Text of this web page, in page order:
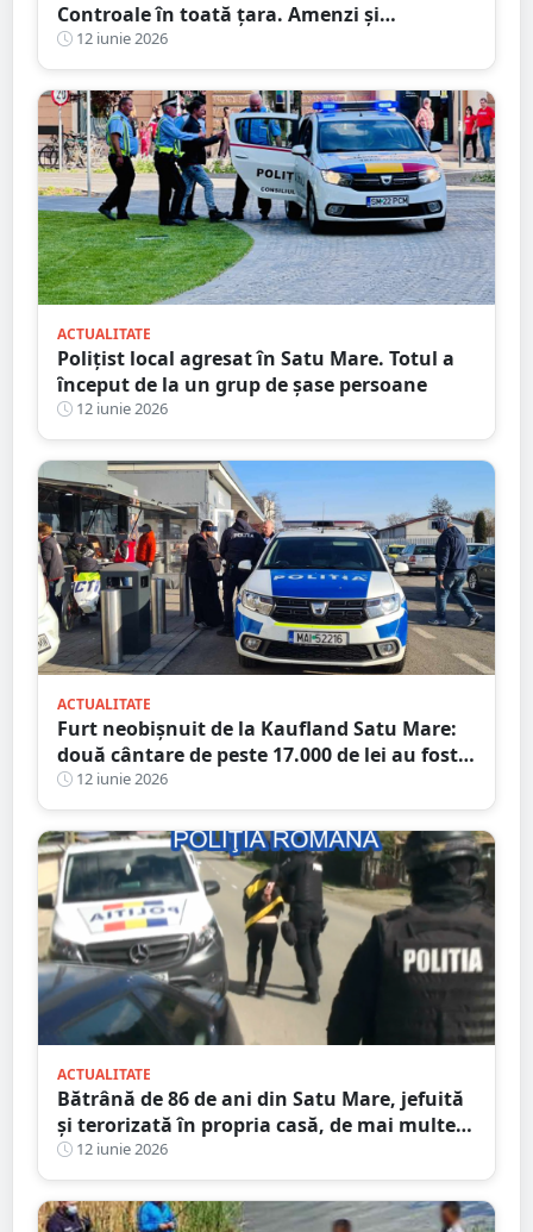
Controale în toată țara. Amenzi și
confiscări de peste 3,4 milioane de lei
12 iunie 2026
ACTUALITATE
Polițist local agresat în Satu Mare. Totul a
început de la un grup de șase persoane
12 iunie 2026
ACTUALITATE
Furt neobișnuit de la Kaufland Satu Mare:
două cântare de peste 17.000 de lei au fost
găsite după ce hoțul a încercat să le
„activeze”
12 iunie 2026
ACTUALITATE
Bătrână de 86 de ani din Satu Mare, jefuită
și terorizată în propria casă, de mai multe
ori. A murit înainte să i se facă dreptate
12 iunie 2026